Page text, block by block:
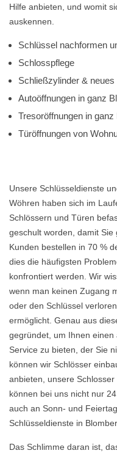
Hilfe anbieten, und womit
auskennen.
Schlüssel nachformen
Schlosspflege
Schließzylinder &
Autoöffnungen in ganz
Tresoröffnungen in
Türöffnungen von
Unsere Schlüsseldienste
Wöhren haben sich im
Schlössern und Türen
geschult worden, damit Sie
Kunden bestellen in 70 %
dies die häufigsten
konfrontiert werden. Wir
wenn man keinen Zugang
oder den Schlüssel
ermöglicht. Genau aus
gegründet, um Ihnen
Service zu bieten, der Sie
können wir Schlösser
anbieten, unsere
können bei uns nicht nur
auch an Sonn- und
Schlüsseldienste in
Das Schlimme daran ist,